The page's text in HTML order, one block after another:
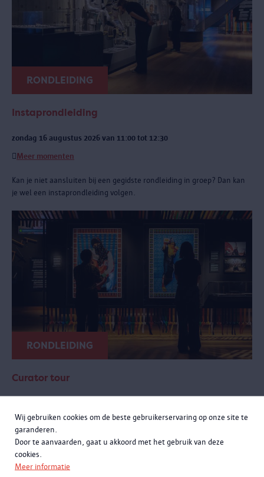
Wij gebruiken cookies om de beste gebruikerservaring op onze site te
garanderen.
Door te aanvaarden, gaat u akkoord met het gebruik van deze
cookies.
Meer informatie
RONDLEIDING
Instaprondleiding
zondag 16 augustus 2026 van 11:00 tot 12:30
Meer momenten
Kan je niet aansluiten bij een gegidste rondleiding in groep? Dan kan
je wel een instaprondleiding volgen.
RONDLEIDING
Curator tour
Meer momenten
Een exclusieve rondleiding met curatoren Rachid Atia en Roselyne
Francken. Je leert niet alleen de opmerkelijke verhalen achter de
objecten kennen, maar komt ook meer te weten over de bijzondere